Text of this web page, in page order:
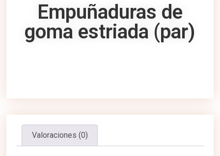
Empuñaduras de
goma estriada (par)
Valoraciones (0)